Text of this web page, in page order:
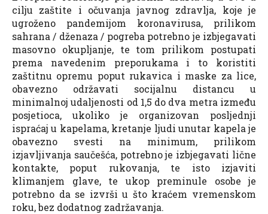
cilju zaštite i očuvanja javnog zdravlja, koje je
ugroženo pandemijom koronavirusa, prilikom
sahrana / dženaza / pogreba potrebno je izbjegavati
masovno okupljanje, te tom prilikom postupati
prema navedenim preporukama i to koristiti
zaštitnu opremu poput rukavica i maske za lice,
obavezno održavati socijalnu distancu u
minimalnoj udaljenosti od 1,5 do dva metra između
posjetioca, ukoliko je organizovan posljednji
ispraćaj u kapelama, kretanje ljudi unutar kapela je
obavezno svesti na minimum, prilikom
izjavljivanja saučešća, potrebno je izbjegavati lične
kontakte, poput rukovanja, te isto izjaviti
klimanjem glave, te ukop preminule osobe je
potrebno da se izvrši u što kraćem vremenskom
roku, bez dodatnog zadržavanja.